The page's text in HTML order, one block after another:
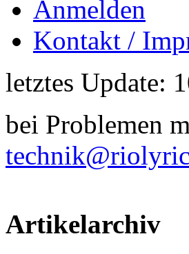
Anmelden
Kontakt /
letztes Update:
bei Problemen
Artikelarchiv